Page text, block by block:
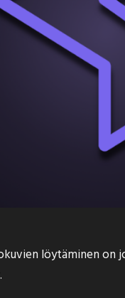
löytäminen